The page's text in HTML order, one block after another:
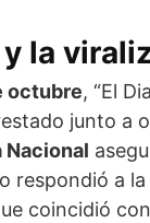
la
octubre, “El
junto a
Nacional
respondió a
coincidió